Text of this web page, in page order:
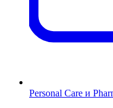
Personal Care и